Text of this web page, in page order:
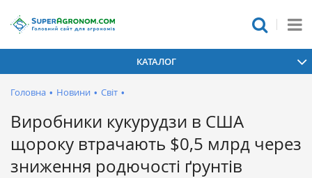
КАТАЛОГ
Головна • Новини • Світ •
Виробники кукурудзи в США
щороку втрачають $0,5 млрд через
зниження родючості ґрунтів